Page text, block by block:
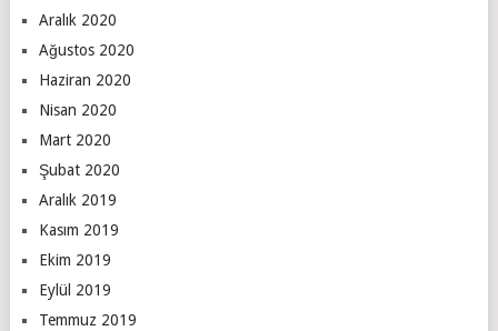
Aralık 2020
Ağustos 2020
Haziran 2020
Nisan 2020
Mart 2020
Şubat 2020
Aralık 2019
Kasım 2019
Ekim 2019
Eylül 2019
Temmuz 2019